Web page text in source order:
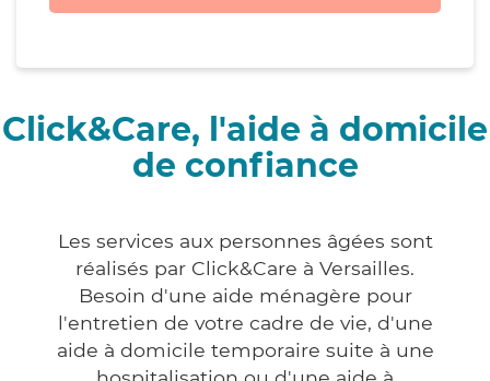
Click&Care, l'aide à domicile
de confiance
Les services aux personnes âgées sont
réalisés par Click&Care à Versailles.
Besoin d'une aide ménagère pour
l'entretien de votre cadre de vie, d'une
aide à domicile temporaire suite à une